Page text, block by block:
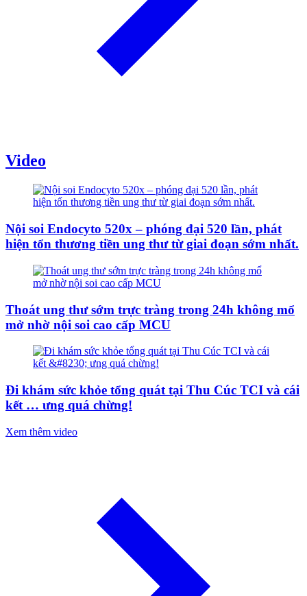
Video
Nội soi Endocyto 520x – phóng đại 520 lần, phát
hiện tổn thương tiền ung thư từ giai đoạn sớm nhất.
Thoát ung thư sớm trực tràng trong 24h không mổ
mở nhờ nội soi cao cấp MCU
Đi khám sức khỏe tổng quát tại Thu Cúc TCI và cái
kết … ưng quá chừng!
Xem thêm video